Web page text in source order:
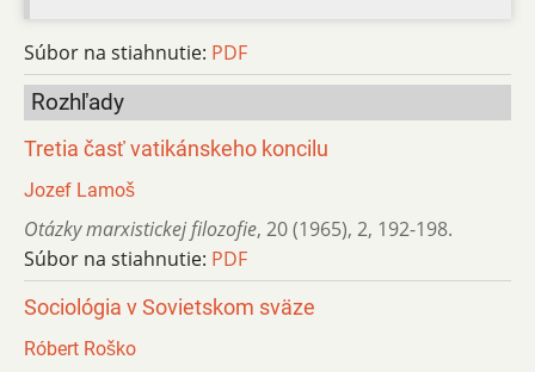
Súbor na stiahnutie: PDF
Rozhľady
Tretia časť vatikánskeho koncilu
Jozef Lamoš
Otázky marxistickej filozofie, 20 (1965), 2, 192-198.
Súbor na stiahnutie: PDF
Sociológia v Sovietskom sväze
Róbert Roško